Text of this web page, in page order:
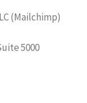
(Mailchimp)
5000